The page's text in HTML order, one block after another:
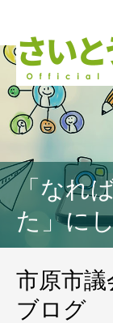
「なれ
た」に
市原市
ブログ